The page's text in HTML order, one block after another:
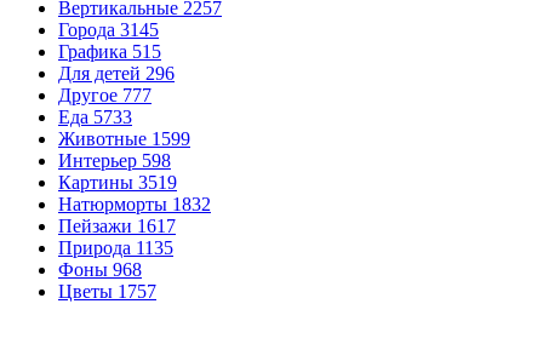
Вертикальные 2257
Города 3145
Графика 515
Для детей 296
Другое 777
Еда 5733
Животные 1599
Интерьер 598
Картины 3519
Натюрморты 1832
Пейзажи 1617
Природа 1135
Фоны 968
Цветы 1757